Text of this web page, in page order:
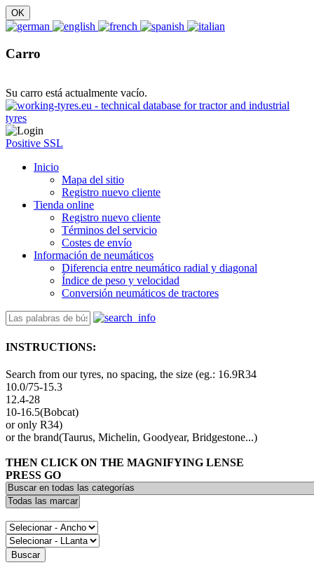
Carro
Su carro está actualmente vacío.
Positive SSL
Inicio
Mapa del sitio
Registro nuevo cliente
Tienda online
Registro nuevo cliente
Términos del servicio
Costes de envío
Información de neumáticos
Diferencia entre neumático radial y diagonal
Índice de peso y velocidad
Conversión neumáticos de tractores
INSTRUCTIONS:
Search from our tyres, no spacing, the size (eg.: 16.9R34
10.0/75-15.3
12.4-28
10-16.5(Bobcat)
or only R34)
or the brand(Taurus, Michelin, Goodyear, Bridgestone...)
THEN CLICK ON THE MAGNIFYING LENSE
PRESS GO